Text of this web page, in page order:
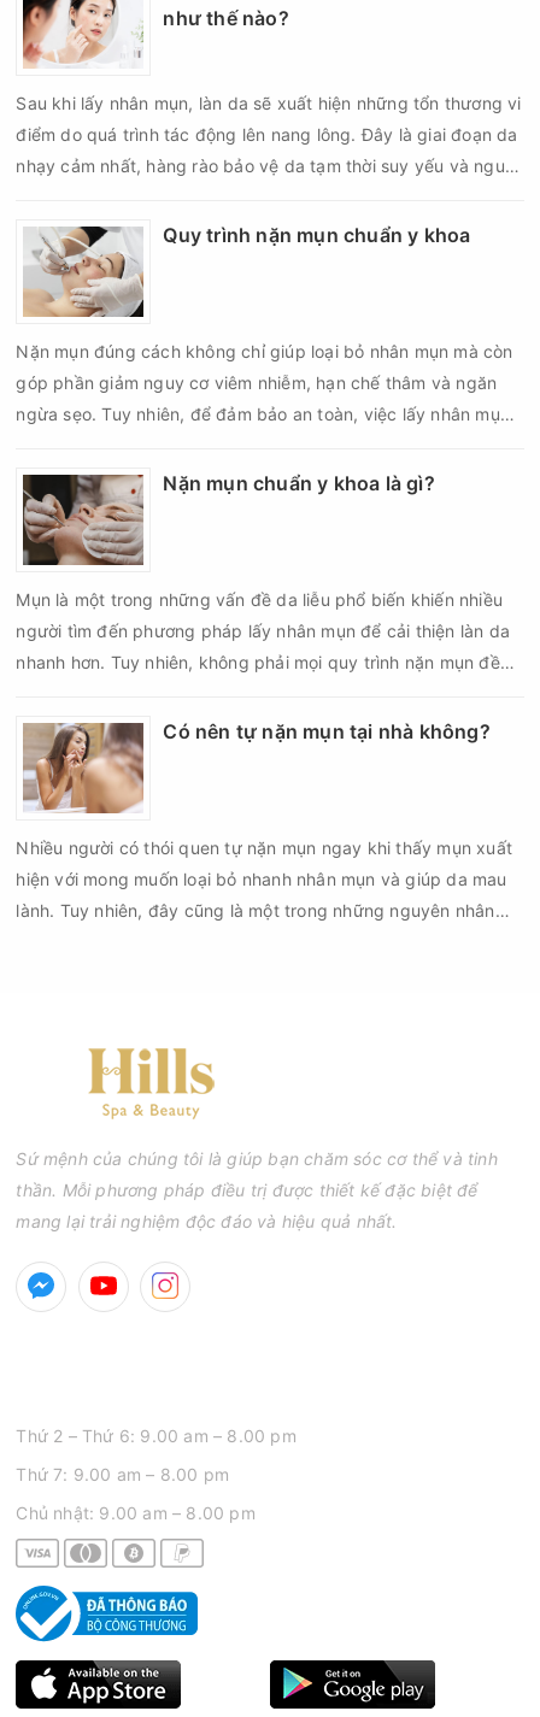
thâm hoặc sẹo khó phục hồi.
như thế nào?
Sau khi lấy nhân mụn, làn da sẽ xuất hiện những tổn thương vi
điểm do quá trình tác động lên nang lông. Đây là giai đoạn da
nhạy cảm nhất, hàng rào bảo vệ da tạm thời suy yếu và nguy
nếu chăm sóc không đúng cách. Chính vì vậy, việc chăm sóc
da sau nặn mụn không chỉ giúp vùng da hồi phục nhanh hơn
mà còn góp phần giảm nguy cơ tái phát mụn và hạn chế các
biến chứng về sau.
Quy trình nặn mụn chuẩn y khoa
Nặn mụn đúng cách không chỉ giúp loại bỏ nhân mụn mà còn
góp phần giảm nguy cơ viêm nhiễm, hạn chế thâm và ngăn
ngừa sẹo. Tuy nhiên, để đảm bảo an toàn, việc lấy nhân mụn
đủ các bước vô khuẩn và chăm sóc sau điều trị.
Nặn mụn chuẩn y khoa là gì?
Mụn là một trong những vấn đề da liễu phổ biến khiến nhiều
người tìm đến phương pháp lấy nhân mụn để cải thiện làn da
nhanh hơn. Tuy nhiên, không phải mọi quy trình nặn mụn đều
sai kỹ thuật hoặc lấy nhân mụn không đúng thời điểm, làn da
có thể đối mặt với nguy cơ viêm nhiễm, thâm sau mụn và thậm
chí là sẹo rỗ. Vậy nặn mụn chuẩn y khoa là gì và một quy trình
đạt tiêu chuẩn cần đáp ứng những yêu cầu nào?
Có nên tự nặn mụn tại nhà không?
Nhiều người có thói quen tự nặn mụn ngay khi thấy mụn xuất
hiện với mong muốn loại bỏ nhanh nhân mụn và giúp da mau
lành. Tuy nhiên, đây cũng là một trong những nguyên nhân
Sứ mệnh của chúng tôi là giúp bạn chăm sóc cơ thể và tinh
thần. Mỗi phương pháp điều trị được thiết kế đặc biệt để
mang lại trải nghiệm độc đáo và hiệu quả nhất.
Thứ 2 – Thứ 6: 9.00 am – 8.00 pm
Thứ 7: 9.00 am – 8.00 pm
Chủ nhật: 9.00 am – 8.00 pm